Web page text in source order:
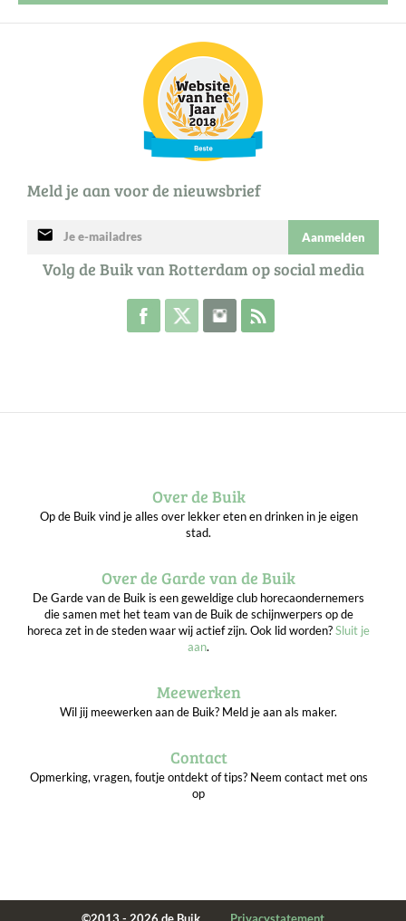
Meld je aan voor de nieuwsbrief
mail Aanmelden
Volg de Buik van Rotterdam op social media
Volg de Buik op Facebook
Volg de Buik op Twitter
Volg de Buik op Instagram
Over de Buik
Op de Buik vind je alles over lekker eten en drinken in je eigen
stad.
Over de Garde van de Buik
De Garde van de Buik is een geweldige club horecaondernemers
die samen met het team van de Buik de schijnwerpers op de
horeca zet in de steden waar wij actief zijn. Ook lid worden?Sluit je
aan.
Meewerken
Wil jij meewerken aan de Buik? Meld je aan als maker.
Contact
Opmerking, vragen, foutje ontdekt of tips? Neem contact met ons
op